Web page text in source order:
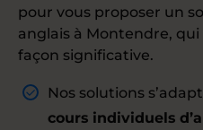
pour vous proposer un
anglais à Montendre,
façon significative.
Nos solutions
cours individuels